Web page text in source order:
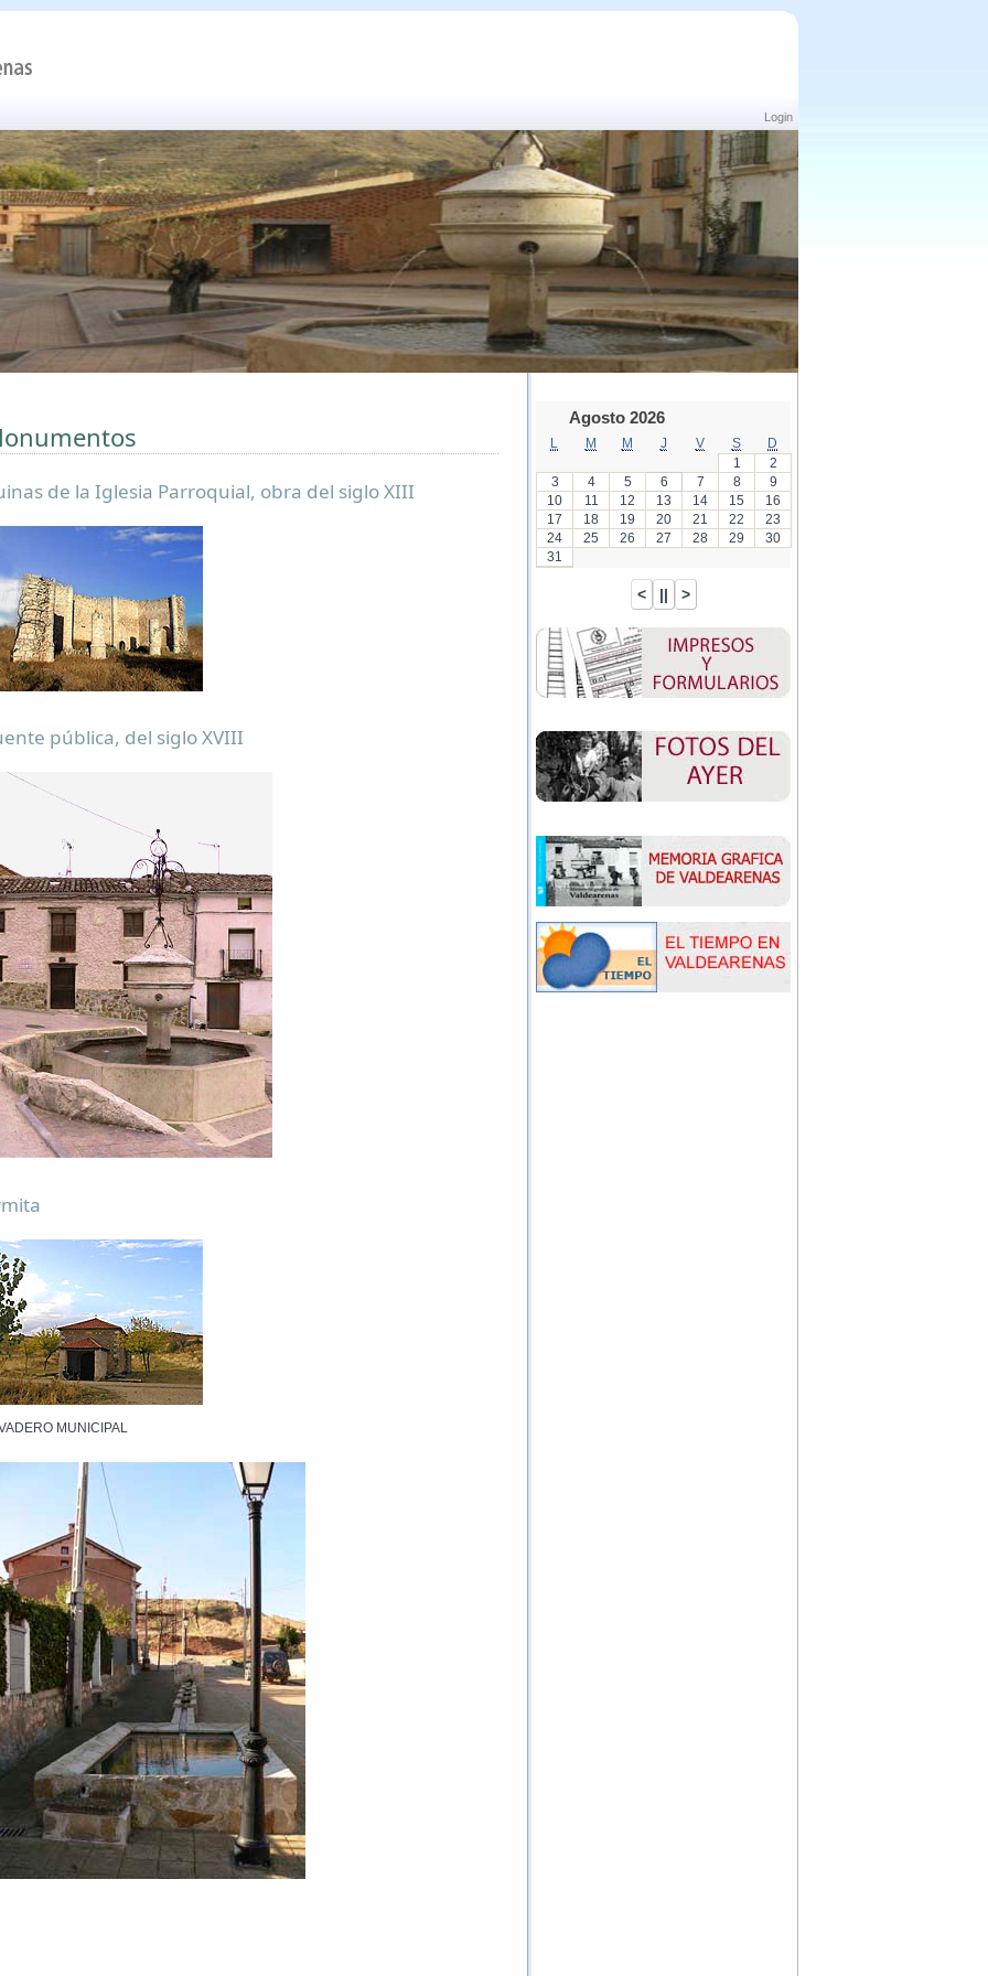
Login
de la Iglesia Parroquial, obra del siglo XIII
pública, del siglo XVIII
MUNICIPAL
Agosto 2026
M M J V S
D
1
2
3
4 5 6 7 8
9
10
11 12 13 14 15
16
17
18 19 20 21 22
23
24
25 26 27 28 29
30
31